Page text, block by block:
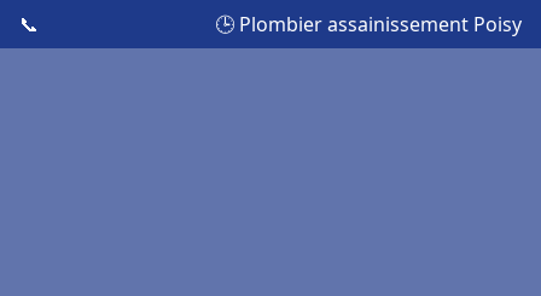
📞 🕒 Plombier assainissement Poisy